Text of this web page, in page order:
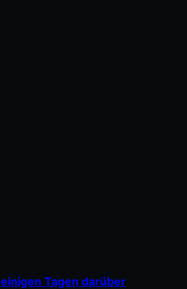
einigen Tagen darüber